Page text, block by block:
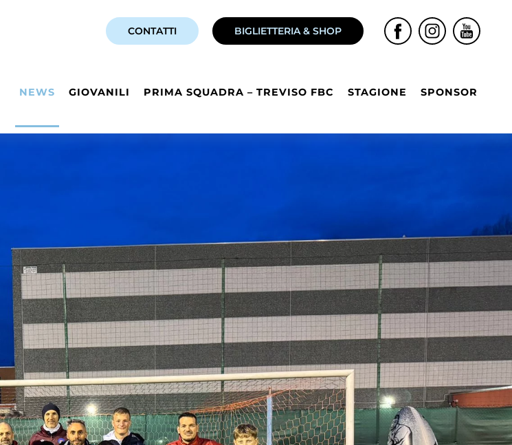
CONTATTI BIGLIETTERIA & SHOP
NEWS GIOVANILI PRIMA SQUADRA – TREVISO FBC STAGIONE SPONSOR